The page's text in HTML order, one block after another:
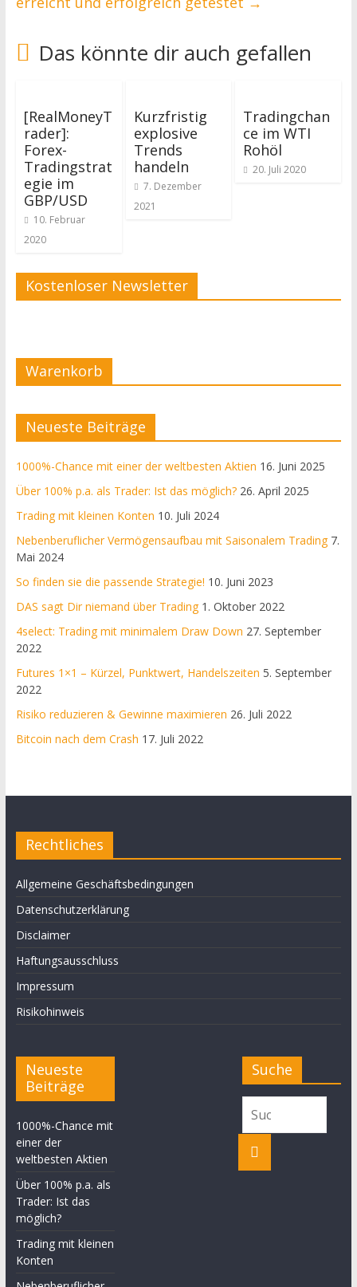
Das könnte dir auch gefallen
[RealMoneyT
rader]:
Forex-
Tradingstrat
egie im
GBP/USD
10. Februar
2020
Kurzfristig
explosive
Trends
handeln
7. Dezember
2021
Tradingchan
ce im WTI
Rohöl
20. Juli 2020
Kostenloser Newsletter
Warenkorb
Neueste Beiträge
1000%-Chance mit einer der weltbesten Aktien 16. Juni 2025
Über 100% p.a. als Trader: Ist das möglich? 26. April 2025
Trading mit kleinen Konten 10. Juli 2024
Nebenberuflicher Vermögensaufbau mit Saisonalem Trading 7.
Mai 2024
So finden sie die passende Strategie! 10. Juni 2023
DAS sagt Dir niemand über Trading 1. Oktober 2022
4select: Trading mit minimalem Draw Down 27. September
2022
Futures 1×1 – Kürzel, Punktwert, Handelszeiten 5. September
2022
Risiko reduzieren & Gewinne maximieren 26. Juli 2022
Bitcoin nach dem Crash 17. Juli 2022
Rechtliches
Allgemeine Geschäftsbedingungen
Datenschutzerklärung
Disclaimer
Haftungsausschluss
Impressum
Risikohinweis
Neueste
Beiträge
1000%-Chance mit
einer der
weltbesten Aktien
Über 100% p.a. als
Trader: Ist das
möglich?
Trading mit kleinen
Konten
Suche